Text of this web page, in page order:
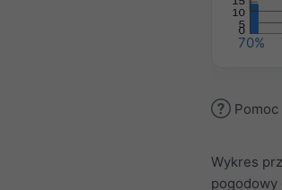
70%
Pomoc
Wykres
pogodowy